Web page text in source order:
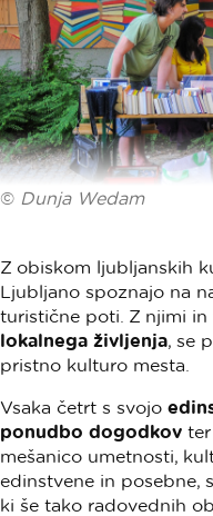
© Dunja Wedam
Z obiskom ljubljanskih
Ljubljano spoznajo na
turistične poti. Z njimi
lokalnega življenja, se
pristno kulturo mesta.
Vsaka četrt s svojo
ponudbo dogodkov
mešanico umetnosti,
edinstvene in posebne,
ki še tako radovednih